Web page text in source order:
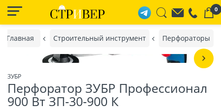
0
Главная Строительный инструмент Перфораторы
ЗУБР
Перфоратор ЗУБР Профессионал
900 Вт ЗП-30-900 К